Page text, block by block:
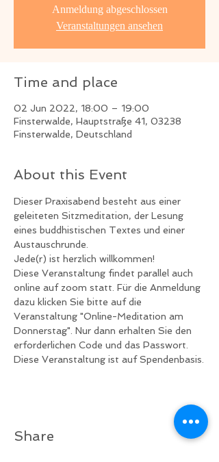
Anmeldung abgeschlossen
Veranstaltungen ansehen
Time and place
02 Jun 2022, 18:00 – 19:00
Finsterwalde, Hauptstraße 41, 03238
Finsterwalde, Deutschland
About this Event
Dieser Praxisabend besteht aus einer
geleiteten Sitzmeditation, der Lesung
eines buddhistischen Textes und einer
Austauschrunde.
Jede(r) ist herzlich willkommen!
Diese Veranstaltung findet parallel auch
online auf zoom statt. Für die Anmeldung
dazu klicken Sie bitte auf die
Veranstaltung "Online-Meditation am
Donnerstag". Nur dann erhalten Sie den
erforderlichen Code und das Passwort.
Diese Veranstaltung ist auf Spendenbasis.
Share